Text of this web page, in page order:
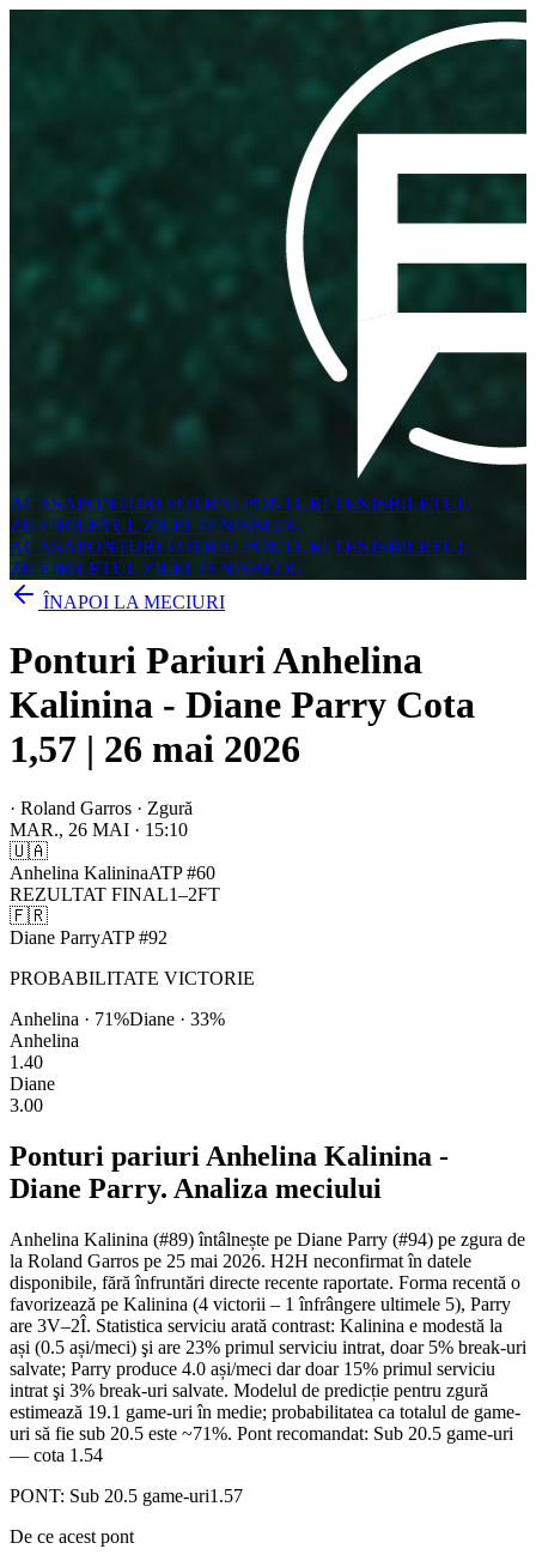
ACASAPONTURI FOTBALPONTURI TENISBILETUL
ZILEIBILETUL ZILEI TENISBLOG
ACASAPONTURI FOTBALPONTURI TENISBILETUL
ZILEIBILETUL ZILEI TENISBLOG
ÎNAPOI LA MECIURI
Ponturi Pariuri Anhelina
Kalinina - Diane Parry Cota
1,57 | 26 mai 2026
· Roland Garros · Zgură
MAR., 26 MAI · 15:10
🇺🇦
Anhelina KalininaATP#60
REZULTAT FINAL1–2FT
🇫🇷
Diane ParryATP#92
PROBABILITATE VICTORIE
Anhelina · 71%Diane · 33%
Anhelina
1.40
Diane
3.00
Ponturi pariuri Anhelina Kalinina -
Diane Parry. Analiza meciului
Anhelina Kalinina (#89) întâlnește pe Diane Parry (#94) pe zgura de
la Roland Garros pe 25 mai 2026. H2H neconfirmat în datele
disponibile, fără înfruntări directe recente raportate. Forma recentă o
favorizează pe Kalinina (4 victorii – 1 înfrângere ultimele 5), Parry
are 3V–2Î. Statistica serviciu arată contrast: Kalinina e modestă la
ași (0.5 ași/meci) şi are 23% primul serviciu intrat, doar 5% break-uri
salvate; Parry produce 4.0 ași/meci dar doar 15% primul serviciu
intrat şi 3% break-uri salvate. Modelul de predicție pentru zgură
estimează 19.1 game-uri în medie; probabilitatea ca totalul de game-
uri să fie sub 20.5 este ~71%. Pont recomandat: Sub 20.5 game-uri
— cota 1.54
PONT: Sub 20.5 game-uri1.57
De ce acest pont